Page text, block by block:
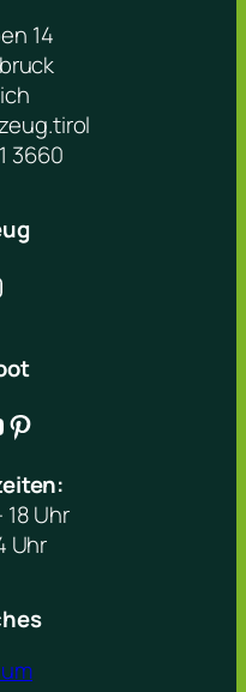
14
3660
Pinterest
18 Uhr
Uhr